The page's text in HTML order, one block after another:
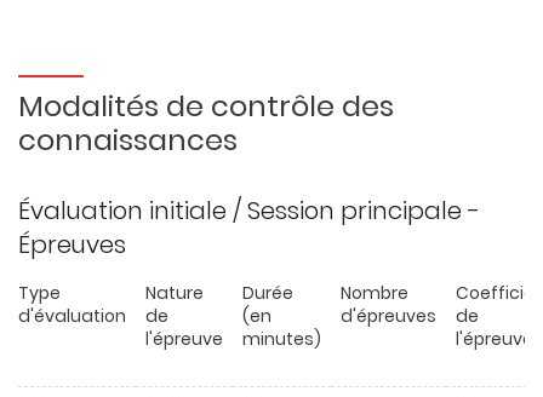
Modalités de contrôle des
connaissances
Évaluation initiale / Session principale -
Épreuves
Type
d'évaluation
Nature
de
l'épreuve
Durée
(en
minutes)
Nombre
d'épreuves
de
l'épreuve